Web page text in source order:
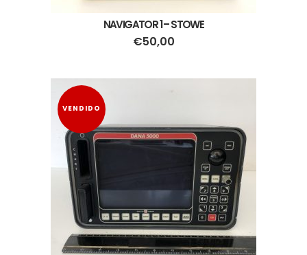
NAVIGATOR 1 – STOWE
€50,00
VENDIDO